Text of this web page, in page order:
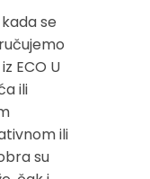
se
ECO U
ili
ili
su